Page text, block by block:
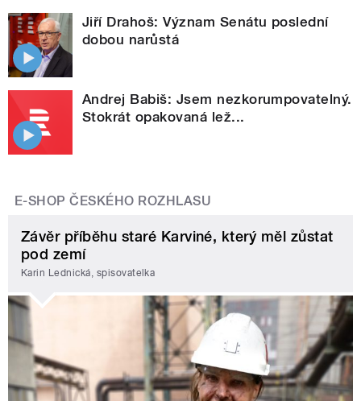
Jiří Drahoš: Význam Senátu poslední
dobou narůstá
Andrej Babiš: Jsem nezkorumpovatelný.
Stokrát opakovaná lež...
E-SHOP ČESKÉHO ROZHLASU
Závěr příběhu staré Karviné, který měl zůstat
pod zemí
Karin Lednická, spisovatelka